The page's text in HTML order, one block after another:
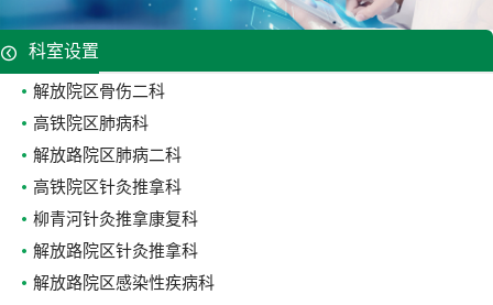
科室设置
解放院区骨伤二科
高铁院区肺病科
解放路院区肺病二科
高铁院区针灸推拿科
柳青河针灸推拿康复科
解放路院区针灸推拿科
解放路院区感染性疾病科